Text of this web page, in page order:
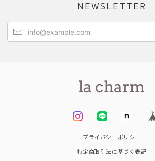
NEWSLETTER
プライバシーポリシー
特定商取引法に基づく表記